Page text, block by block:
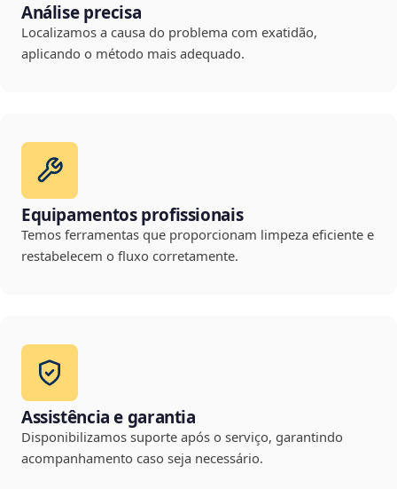
Análise precisa
Localizamos a causa do problema com exatidão,
aplicando o método mais adequado.
Equipamentos profissionais
Temos ferramentas que proporcionam limpeza eficiente e
restabelecem o fluxo corretamente.
Assistência e garantia
Disponibilizamos suporte após o serviço, garantindo
acompanhamento caso seja necessário.